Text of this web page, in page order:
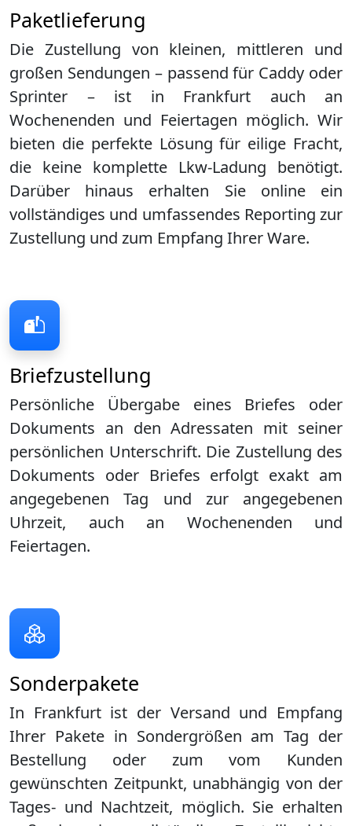
Briefzustellung
Persönliche Übergabe eines Briefes oder
Dokuments an den Adressaten mit seiner
persönlichen Unterschrift. Die Zustellung des
Dokuments oder Briefes erfolgt exakt am
angegebenen Tag und zur angegebenen
Uhrzeit, auch an Wochenenden und
Feiertagen.
Paketlieferung
Die Zustellung von kleinen, mittleren und
großen Sendungen – passend für Caddy oder
Sprinter – ist in Frankfurt auch an
Wochenenden und Feiertagen möglich. Wir
bieten die perfekte Lösung für eilige Fracht,
die keine komplette Lkw-Ladung benötigt.
Darüber hinaus erhalten Sie online ein
vollständiges und umfassendes Reporting zur
Zustellung und zum Empfang Ihrer Ware.
Sonderpakete
In Frankfurt ist der Versand und Empfang
Ihrer Pakete in Sondergrößen am Tag der
Bestellung oder zum vom Kunden
gewünschten Zeitpunkt, unabhängig von der
Tages- und Nachtzeit, möglich. Sie erhalten